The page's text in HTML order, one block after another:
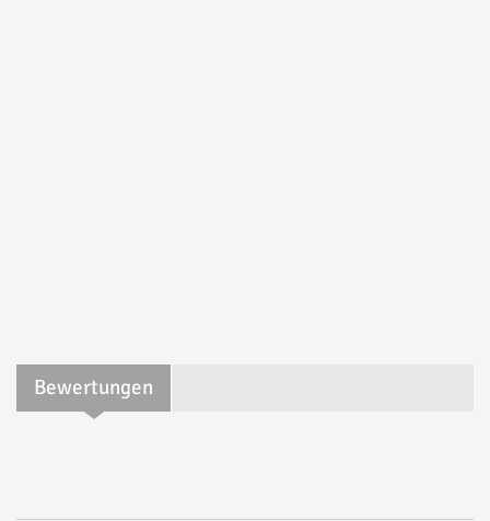
Bewertungen